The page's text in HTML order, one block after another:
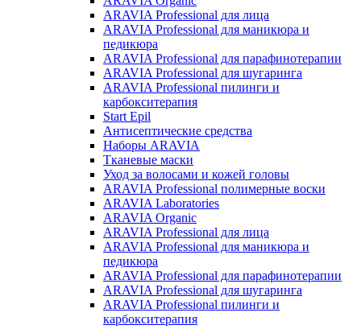
ARAVIA Professional для лица
ARAVIA Professional для маникюра и
педикюра
ARAVIA Professional для парафинотерапии
ARAVIA Professional для шугаринга
ARAVIA Professional пилинги и
карбокситерапия
Start Epil
Антисептические средства
Наборы ARAVIA
Тканевые маски
Уход за волосами и кожей головы
ARAVIA Professional полимерные воски
ARAVIA Laboratories
ARAVIA Organic
ARAVIA Professional для лица
ARAVIA Professional для маникюра и
педикюра
ARAVIA Professional для парафинотерапии
ARAVIA Professional для шугаринга
ARAVIA Professional пилинги и
карбокситерапия